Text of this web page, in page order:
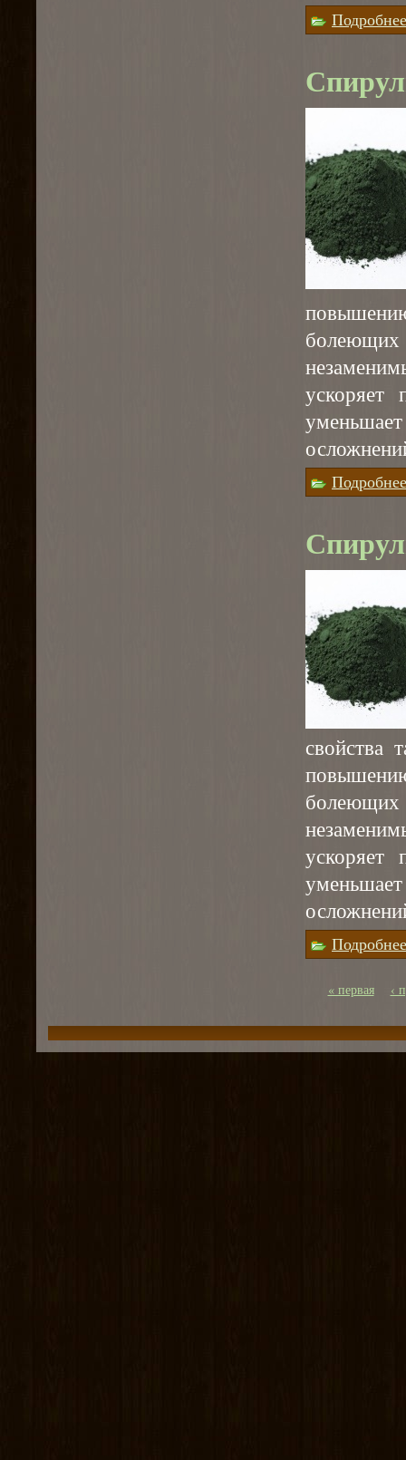
Подробнее
ускоряет
Подробнее
свойства
ускоряет
Подробнее
Страницы
« первая ‹